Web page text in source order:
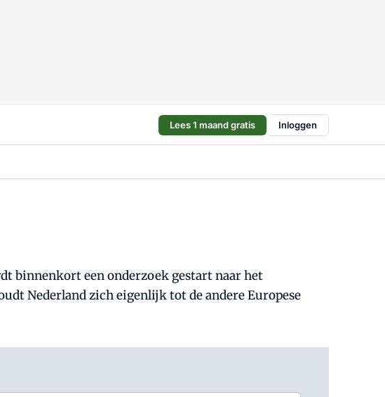
Lees 1 maand gratis Inloggen
binnenkort een onderzoek gestart naar het
Nederland zich eigenlijk tot de andere Europese